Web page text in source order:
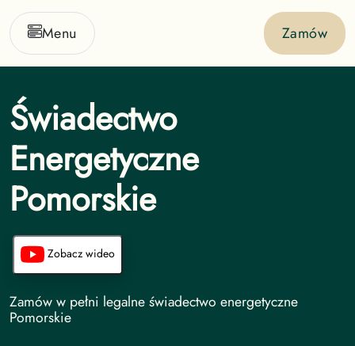
Menu Zamów
Świadectwo
Energetyczne
Pomorskie
Zobacz wideo
Świadectwo Energetyczne undefined
Zamów w pełni legalne świadectwo energetyczne
Pomorskie